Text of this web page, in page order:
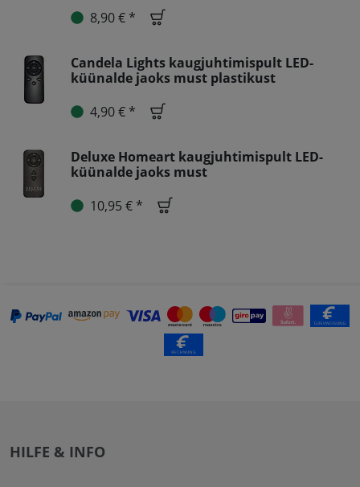
8,90 € *
Candela Lights kaugjuhtimispult LED-
küünalde jaoks must plastikust
4,90 € *
Deluxe Homeart kaugjuhtimispult LED-
küünalde jaoks must
10,95 € *
HILFE & INFO